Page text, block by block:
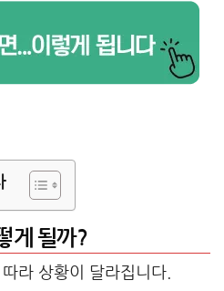
게 될까?
라 상황이 달라집니다.